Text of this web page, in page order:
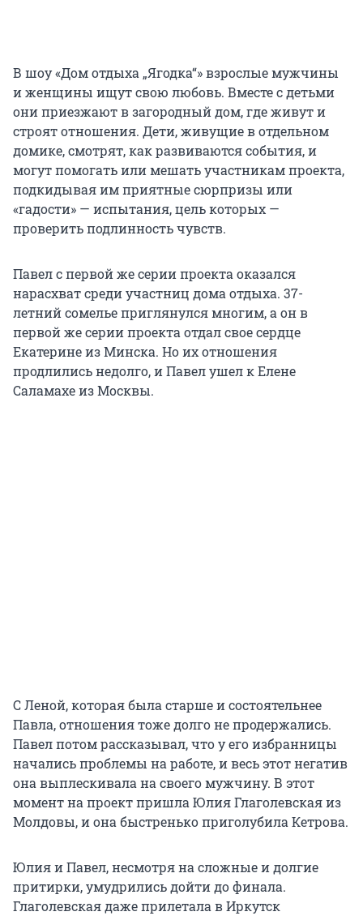
В шоу «Дом отдыха „Ягодка“» взрослые мужчины
и женщины ищут свою любовь. Вместе с детьми
они приезжают в загородный дом, где живут и
строят отношения. Дети, живущие в отдельном
домике, смотрят, как развиваются события, и
могут помогать или мешать участникам проекта,
подкидывая им приятные сюрпризы или
«гадости» — испытания, цель которых —
проверить подлинность чувств.
Павел с первой же серии проекта оказался
нарасхват среди участниц дома отдыха. 37-
летний сомелье приглянулся многим, а он в
первой же серии проекта отдал свое сердце
Екатерине из Минска. Но их отношения
продлились недолго, и Павел ушел к Елене
Саламахе из Москвы.
С Леной, которая была старше и состоятельнее
Павла, отношения тоже долго не продержались.
Павел потом рассказывал, что у его избранницы
начались проблемы на работе, и весь этот негатив
она выплескивала на своего мужчину. В этот
момент на проект пришла Юлия Глаголевская из
Молдовы, и она быстренько приголубила Кетрова.
Юлия и Павел, несмотря на сложные и долгие
притирки, умудрились дойти до финала.
Глаголевская даже прилетала в Иркутск